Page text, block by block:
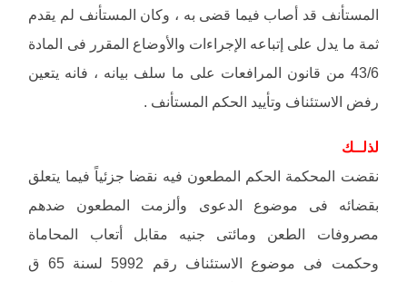
المستأنف قد أصاب فيما قضى به ، وكان المستأنف لم يقدم
ثمة ما يدل على إتباعه الإجراءات والأوضاع المقرر فى المادة
43/6 من قانون المرافعات على ما سلف بيانه ، فانه يتعين
رفض الاستئناف وتأييد الحكم المستأنف .
لذلــك
نقضت المحكمة الحكم المطعون فيه نقضا جزئياً فيما يتعلق
بقضائه فى موضوع الدعوى وألزمت المطعون ضدهم
مصروفات الطعن ومائتى جنيه مقابل أتعاب المحاماة
وحكمت فى موضوع الاستئناف رقم 5992 لسنة 65 ق